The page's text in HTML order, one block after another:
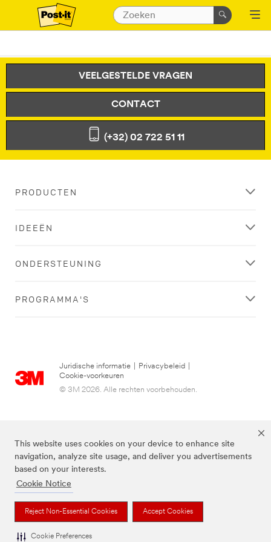
This website uses cookies on your device to enhance site
navigation, analyze site usage, and deliver you advertisements
based on your interests.
Cookie Notice
Reject Non-Essential Cookies Accept Cookies
Cookie Preferences
VEELGESTELDE VRAGEN
CONTACT
(+32) 02 722 51 11
PRODUCTEN
IDEEËN
ONDERSTEUNING
PROGRAMMA'S
Juridische informatie Privacybeleid
Cookie-voorkeuren
© 3M 2026. Alle rechten voorbehouden.
3M, Post-it® en de kleur Canary Yellow™ zijn handelsmerken van 3M.